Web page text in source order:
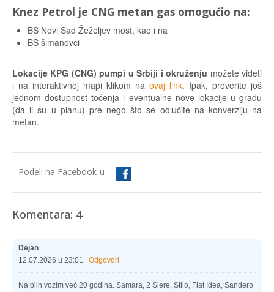
Knez Petrol je CNG metan gas omogućio na:
BS Novi Sad Žeželjev most, kao i na
BS šimanovci
Lokacije KPG (CNG) pumpi u Srbiji i okruženju možete videti
i na interaktivnoj mapi klikom na ovaj link. Ipak, proverite još
jednom dostupnost točenja i eventualne nove lokacije u gradu
(da li su u planu) pre nego što se odlučite na konverziju na
metan.
Podeli na Facebook-u
Komentara: 4
Dejan
12.07.2026 u 23:01 Odgovori
Na plin vozim već 20 godina. Samara, 2 Siere, Stilo, Fiat Idea, Sandero